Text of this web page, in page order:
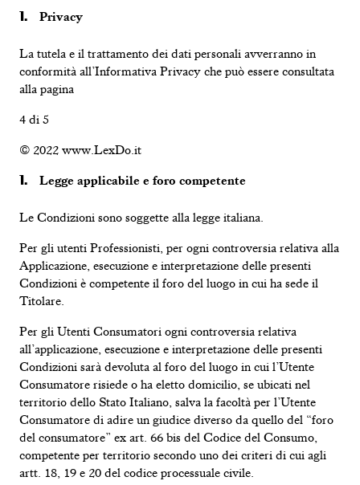
Privacy
La tutela e il trattamento dei dati personali avverranno in
conformità all’Informativa Privacy che può essere consultata
alla pagina
4 di 5
© 2022 www.LexDo.it
Legge applicabile e foro competente
Le Condizioni sono soggette alla legge italiana.
Per gli utenti Professionisti, per ogni controversia relativa alla
Applicazione, esecuzione e interpretazione delle presenti
Condizioni è competente il foro del luogo in cui ha sede il
Titolare.
Per gli Utenti Consumatori ogni controversia relativa
all’applicazione, esecuzione e interpretazione delle presenti
Condizioni sarà devoluta al foro del luogo in cui l’Utente
Consumatore risiede o ha eletto domicilio, se ubicati nel
territorio dello Stato Italiano, salva la facoltà per l’Utente
Consumatore di adire un giudice diverso da quello del “foro
del consumatore” ex art. 66 bis del Codice del Consumo,
competente per territorio secondo uno dei criteri di cui agli
artt. 18, 19 e 20 del codice processuale civile.